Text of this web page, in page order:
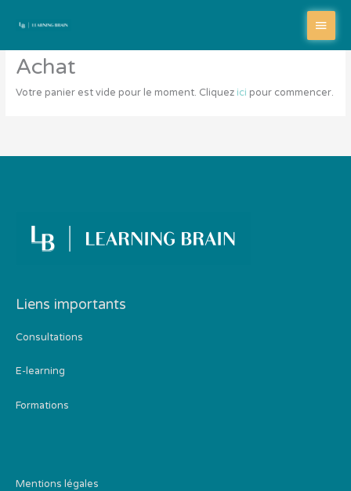
Menu
Achat
Votre panier est vide pour le moment. Cliquez ici pour commencer.
Liens importants
Consultations
E-learning
Formations
Mentions légales